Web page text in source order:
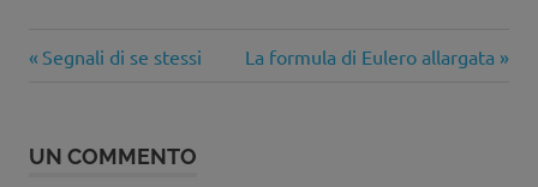
Navigazione
Articolo
Segnali di se stessi
Articolo
La formula di Eulero allargata
UN COMMENTO